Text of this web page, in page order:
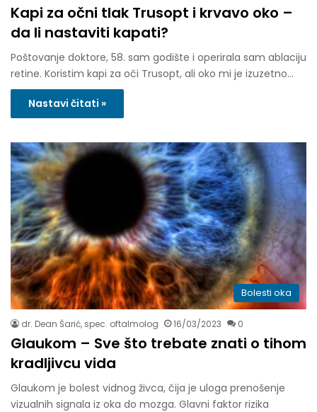
Kapi za očni tlak Trusopt i krvavo oko –
da li nastaviti kapati?
Poštovanje doktore, 58. sam godište i operirala sam ablaciju
retine. Koristim kapi za oči Trusopt, ali oko mi je izuzetno…
Nastavi čitati »
Bolesti oka
dr. Dean Šarić, spec. oftalmolog 16/03/2023 0
Glaukom – Sve što trebate znati o tihom
kradljivcu vida
Glaukom je bolest vidnog živca, čija je uloga prenošenje
vizualnih signala iz oka do mozga. Glavni faktor rizika